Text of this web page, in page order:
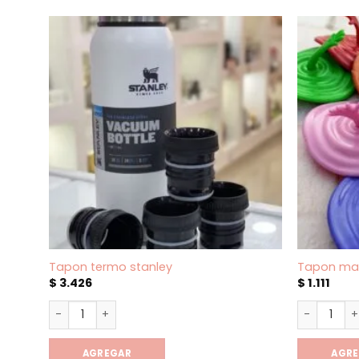
Tapon termo stanley
$ 3.426
Tapon termo stanley cantidad
AGREGAR
Tapon
$ 1.111
Tapon